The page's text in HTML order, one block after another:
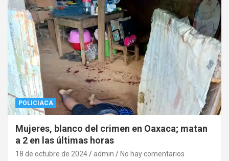
POLICIACA
Mujeres, blanco del crimen en Oaxaca; matan
a 2 en las últimas horas
18 de octubre de 2024 admin No hay comentarios